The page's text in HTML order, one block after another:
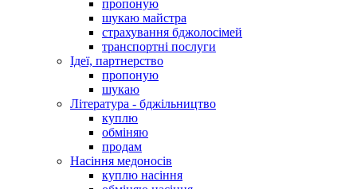
пропоную
шукаю майстра
страхування бджолосімей
транспортні послуги
Ідеї, партнерство
пропоную
шукаю
Література - бджільництво
куплю
обміняю
продам
Насіння медоносів
куплю насіння